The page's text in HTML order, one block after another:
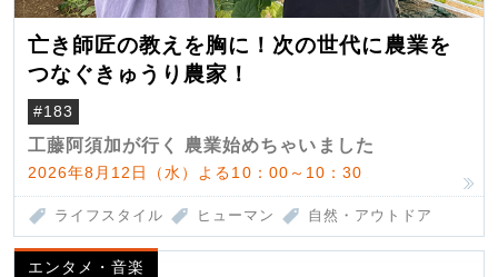
亡き師匠の教えを胸に！次の世代に農業を
つなぐきゅうり農家！
#183
工藤阿須加が行く 農業始めちゃいました
2026年8月12日（水）よる10：00～10：30
ライフスタイル ヒューマン 自然・アウトドア
エンタメ・音楽